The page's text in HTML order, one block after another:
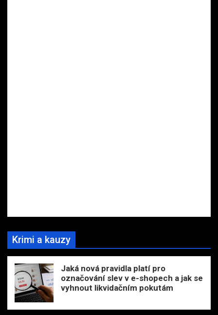
Krimi a kauzy
Jaká nová pravidla platí pro
označování slev v e-shopech a jak se
vyhnout likvidačním pokutám